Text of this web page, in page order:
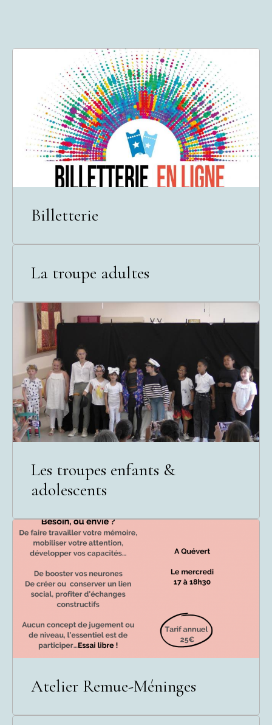
Billetterie
La troupe adultes
Les troupes enfants &
adolescents
Atelier Remue-Méninges